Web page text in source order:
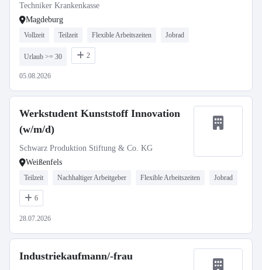
Techniker Krankenkasse
Magdeburg
Vollzeit Teilzeit Flexible Arbeitszeiten Jobrad
Urlaub >= 30 2
05.08.2026
Werkstudent Kunststoff Innovation
(w/m/d)
Schwarz Produktion Stiftung & Co. KG
Weißenfels
Teilzeit Nachhaltiger Arbeitgeber Flexible Arbeitszeiten Jobrad
6
28.07.2026
Industriekaufmann/-frau